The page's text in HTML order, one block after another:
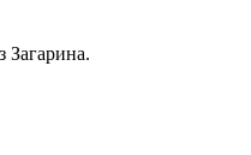
Загарина.